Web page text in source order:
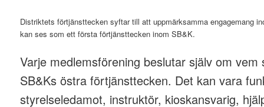
Distriktets förtjänsttecken syftar till att uppmärksamma engagemang
kan ses som ett första förtjänsttecken inom SB&K.
Varje medlemsförening beslutar själv om vem
SB&Ks östra förtjänsttecken. Det kan vara
styrelseledamot, instruktör, kioskansvarig,